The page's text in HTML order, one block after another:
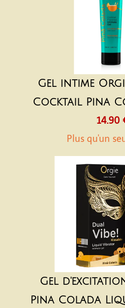
Gel intime
Cocktail Pina
14.90
Plus qu'un
Gel
Pina Colada